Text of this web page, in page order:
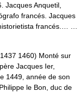
Jacques Anquetil,
francés. Jacques
francés.… …
1460) Monté sur
Jacques Ier,
1449, année de son
le Bon, duc de